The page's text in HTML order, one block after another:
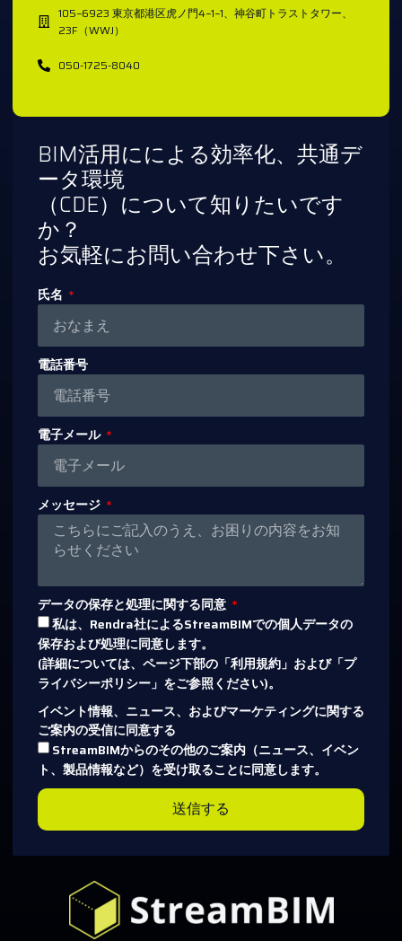
105−6923 東京都港区虎ノ門4−1−1、神谷町トラストタワー、
23F（WWJ）
050-1725-8040
BIM活用にによる効率化、共通デ
ータ環境
（CDE）について知りたいです
か？
お気軽にお問い合わせ下さい。
氏名
電話番号
電子メール
メッセージ
データの保存と処理に関する同意
私は、Rendra社によるStreamBIMでの個人データの
保存および処理に同意します。
(詳細については、ページ下部の「利用規約」および「プ
ライバシーポリシー」をご参照ください)。
イベント情報、ニュース、およびマーケティングに関する
ご案内の受信に同意する
StreamBIMからのその他のご案内（ニュース、イベン
ト、製品情報など）を受け取ることに同意します。
送信する